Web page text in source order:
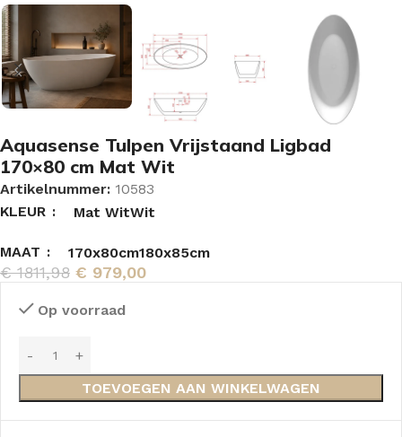
Aquasense Tulpen Vrijstaand Ligbad
170×80 cm Mat Wit
Artikelnummer: 10583
KLEUR
Mat WitWit
MAAT 170x80cm180x85cm
€1811,98 € 979,00
Op voorraad
TOEVOEGEN AAN WINKELWAGEN